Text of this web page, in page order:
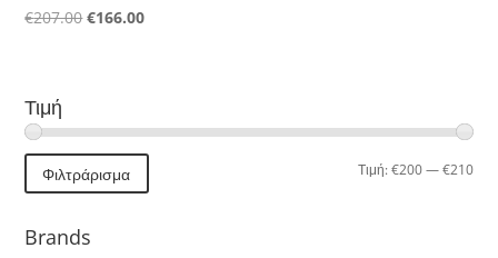
€207.00Original
€166.00Η
Τιμή
Φιλτράρισμα Τιμή:€200—€210
Brands